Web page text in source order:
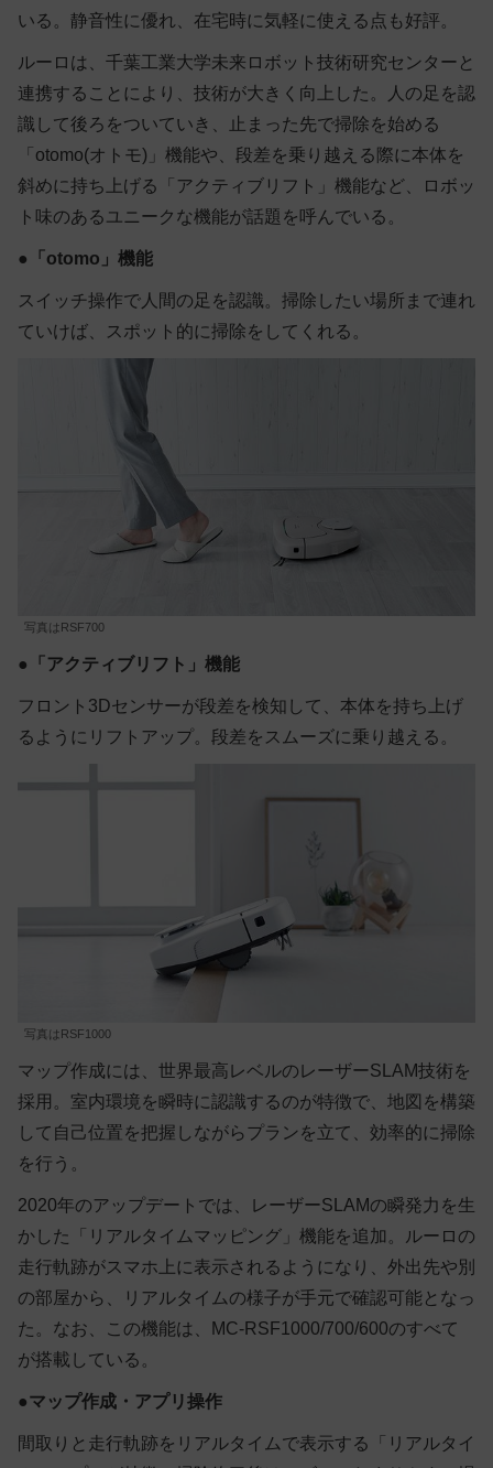
いる。静音性に優れ、在宅時に気軽に使える点も好評。
ルーロは、千葉工業大学未来ロボット技術研究センターと
連携することにより、技術が大きく向上した。人の足を認
識して後ろをついていき、止まった先で掃除を始める
「otomo(オトモ)」機能や、段差を乗り越える際に本体を
斜めに持ち上げる「アクティブリフト」機能など、ロボッ
ト味のあるユニークな機能が話題を呼んでいる。
● 「otomo」機能
スイッチ操作で人間の足を認識。掃除したい場所まで連れ
ていけば、スポット的に掃除をしてくれる。
写真はRSF700
● 「アクティブリフト」機能
フロント3Dセンサーが段差を検知して、本体を持ち上げ
るようにリフトアップ。段差をスムーズに乗り越える。
写真はRSF1000
マップ作成には、世界最高レベルのレーザーSLAM技術を
採用。室内環境を瞬時に認識するのが特徴で、地図を構築
して自己位置を把握しながらプランを立て、効率的に掃除
を行う。
2020年のアップデートでは、レーザーSLAMの瞬発力を生
かした「リアルタイムマッピング」機能を追加。ルーロの
走行軌跡がスマホ上に表示されるようになり、外出先や別
の部屋から、リアルタイムの様子が手元で確認可能となっ
た。なお、この機能は、MC-RSF1000/700/600のすべて
が搭載している。
●マップ作成・アプリ操作
間取りと走行軌跡をリアルタイムで表示する「リアルタイ